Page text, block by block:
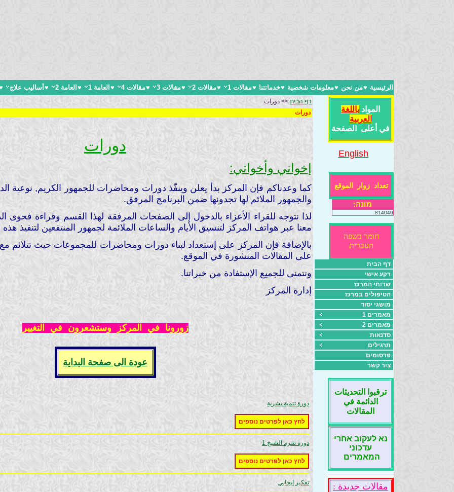
الرئيسية ♥من نحن ♥معلومات شخصية ♥خدماتتنا ♥مقالات 1 ♥مقالات 2 ♥مقالات 3 ♥مقالات 4 ♥ العامة 1 ♥ العامة 2 ♥ أساليب علاج
المواد باللغة
العربية
في أعلى الصفحة
English
تعداد زوار الموقع
מונה:
814040
חומר בשפה
העברית
דף הבית
רקע אישי
שרותי המרכז
הטיפולים במרכז
מושגי יסוד
מאמרים 1
מאמרים 2
סדנאות
תרגילים
פרסומים
צור קשר
ترقبوا التحديثات
الدائمة في
المقالات
נא לעקוב אחרי
עדכוני
המאמרים
مقالات جديدة :
דף הבית >> دورات
دورات
دورات
إخواني وأخواتي:
كما وعدناكم فإن المركز بدأ يعلن وينفّذ دورات ومحاضرات للجمهور الكريم, نوعية
والجمهور الملائم لها تجدونها ضمن البرنامج المرفق.
لذا نتوجه للقراء الأعزاء بالدخول إلى الصفحات المرفقة لهذا القسم وقراءة فحوى
معنا عبر هواتف المركز لتنسيق الأيام والساعات الملائمة لجمهور المنتفعين لتنفيذ
بالإضافة فإن المركز على إستعداد لبناء دورات ومحاضرات للمجموعات حيث تتلائم
على المقالات المنشورة في الموقع.
ونتمنى للجميع الإستفادة من خبراتنا.
إدارة المركز
زورونا في المركز وستشعرون في التغيير
عودة الى صفحة البداية
دورة تنمية بشرية
לחץ כאן לפרטים נוספים
دورة شرم الشيخ 1
לחץ כאן לפרטים נוספים
تفكير إيجابي